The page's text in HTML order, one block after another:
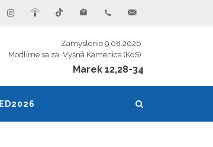
Zamyslenie 9.08.2026
Modlíme sa za: Vyšná Kamenica (KoS)
Marek 12,28-34
ED2026